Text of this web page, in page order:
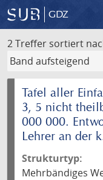
GDZ
2 Treffer sortiert
Tafel aller
3, 5 nicht
000 000.
Lehrer an der
Strukturtyp:
Mehrbändiges